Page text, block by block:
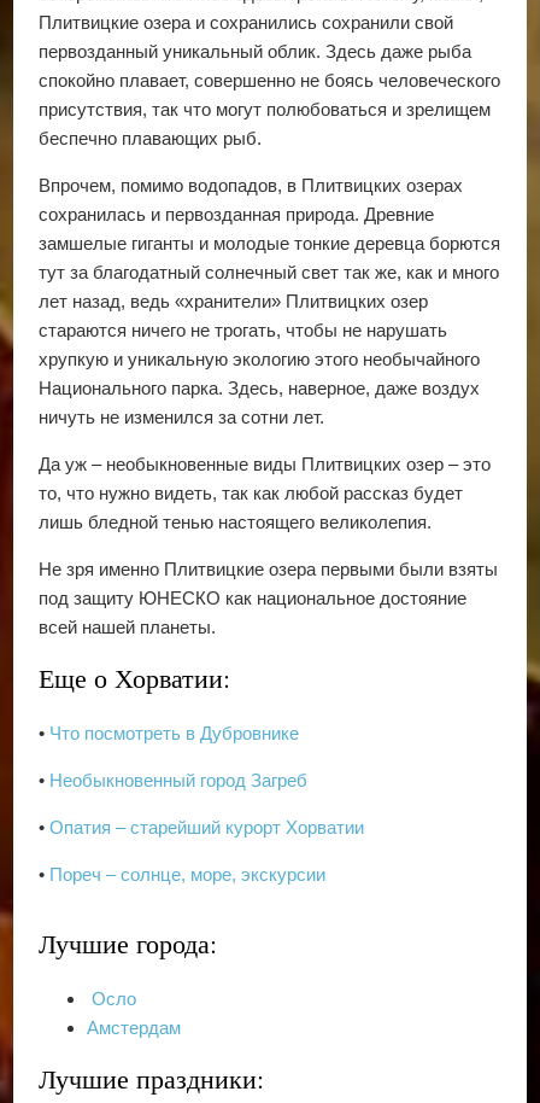
Плитвицкие озера и сохранились сохранили свой
первозданный уникальный облик. Здесь даже рыба
спокойно плавает, совершенно не боясь человеческого
присутствия, так что могут полюбоваться и зрелищем
беспечно плавающих рыб.
Впрочем, помимо водопадов, в Плитвицких озерах
сохранилась и первозданная природа. Древние
замшелые гиганты и молодые тонкие деревца борются
тут за благодатный солнечный свет так же, как и много
лет назад, ведь «хранители» Плитвицких озер
стараются ничего не трогать, чтобы не нарушать
хрупкую и уникальную экологию этого необычайного
Национального парка. Здесь, наверное, даже воздух
ничуть не изменился за сотни лет.
Да уж – необыкновенные виды Плитвицких озер – это
то, что нужно видеть, так как любой рассказ будет
лишь бледной тенью настоящего великолепия.
Не зря именно Плитвицкие озера первыми были взяты
под защиту ЮНЕСКО как национальное достояние
всей нашей планеты.
Еще о Хорватии:
• Что посмотреть в Дубровнике
• Необыкновенный город Загреб
•Опатия – старейший курорт Хорватии
• Пореч – солнце, море, экскурсии
Лучшие города:
Осло
Амстердам
Лучшие праздники: